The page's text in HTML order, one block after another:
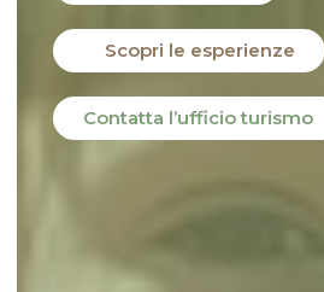
Scopri le esperienze
Contatta l’ufficio turismo